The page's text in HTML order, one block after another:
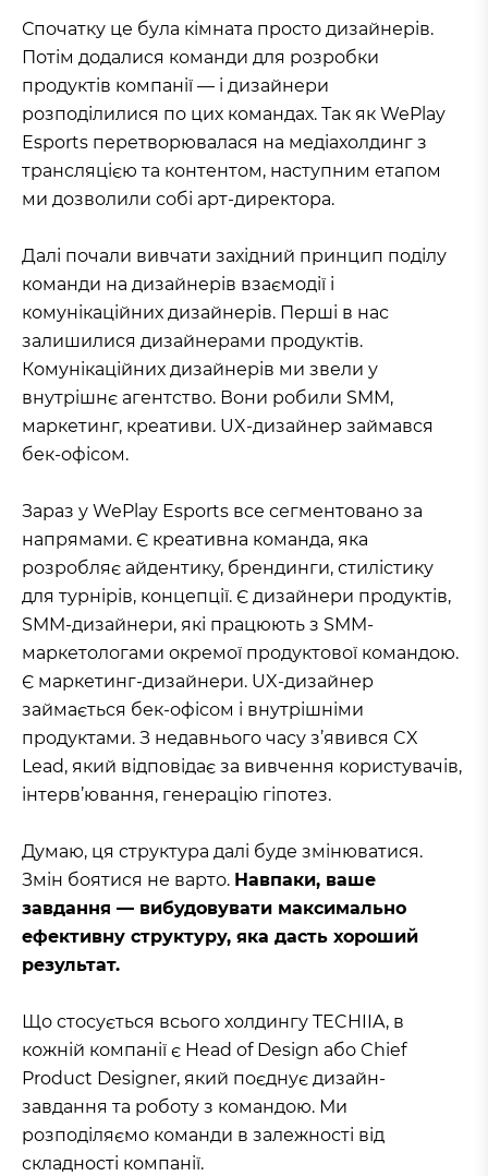
Спочатку це була кімната просто дизайнерів.
Потім додалися команди для розробки
продуктів компанії — і дизайнери
розподілилися по цих командах. Так як WePlay
Esports перетворювалася на медіахолдинг з
трансляцією та контентом, наступним етапом
ми дозволили собі арт-директора.
Далі почали вивчати західний принцип поділу
команди на дизайнерів взаємодії і
комунікаційних дизайнерів. Перші в нас
залишилися дизайнерами продуктів.
Комунікаційних дизайнерів ми звели у
внутрішнє агентство. Вони робили SMM,
маркетинг, креативи. UX-дизайнер займався
бек-офісом.
Зараз у WePlay Esports все сегментовано за
напрямами. Є креативна команда, яка
розробляє айдентику, брендинги, стилістику
для турнірів, концепції. Є дизайнери продуктів,
SMM-дизайнери, які працюють з SMM-
маркетологами окремої продуктової командою.
Є маркетинг-дизайнери. UX-дизайнер
займається бек-офісом і внутрішніми
продуктами. З недавнього часу з’явився CX
Lead, який відповідає за вивчення користувачів,
інтерв’ювання, генерацію гіпотез.
Думаю, ця структура далі буде змінюватися.
Змін боятися не варто. Навпаки, ваше
завдання — вибудовувати максимально
ефективну структуру, яка дасть хороший
результат.
Що стосується всього холдингу TECHIIA, в
кожній компанії є Head of Design або Chief
Product Designer, який поєднує дизайн-
завдання та роботу з командою. Ми
розподіляємо команди в залежності від
складності компанії.